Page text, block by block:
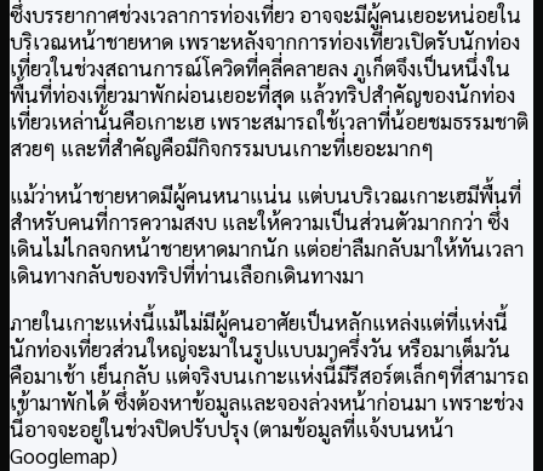
ซึ่งบรรยากาศช่วงเวลาการท่องเที่ยว อาจจะมีผู้คนเยอะหน่อยใน
บริเวณหน้าชายหาด เพราะหลังจากการท่องเที่ยวเปิดรับนักท่อง
เที่ยวในช่วงสถานการณ์โควิดที่คลี่คลายลง ภูเก็ตจึงเป็นหนึ่งใน
พื้นที่ท่องเที่ยวมาพักผ่อนเยอะที่สุด แล้วทริปสำคัญของนักท่อง
เที่ยวเหล่านั้นคือเกาะเฮ เพราะสมารถใช้เวลาที่น้อยชมธรรมชาติ
สวยๆ และที่สำคัญคือมีกิจกรรมบนเกาะที่เยอะมากๆ
แม้ว่าหน้าชายหาดมีผู้คนหนาแน่น แต่บนบริเวณเกาะเฮมีพื้นที่
สำหรับคนที่การความสงบ และให้ความเป็นส่วนตัวมากกว่า ซึ่ง
เดินไม่ไกลจกหน้าชายหาดมากนัก แต่อย่าลืมกลับมาให้ทันเวลา
เดินทางกลับของทริปที่ท่านเลือกเดินทางมา
ภายในเกาะแห่งนี้แม้ไม่มีผู้คนอาศัยเป็นหลักแหล่งแต่ที่แห่งนี้
นักท่องเที่ยวส่วนใหญ่จะมาในรูปแบบมาครึ่งวัน หรือมาเต็มวัน
คือมาเช้า เย็นกลับ แต่จริงบนเกาะแห่งนี้มีรีสอร์ตเล็กๆที่สามารถ
เข้ามาพักได้ ซึ่งต้องหาข้อมูลและจองล่วงหน้าก่อนมา เพราะช่วง
นี้อาจจะอยู่ในช่วงปิดปรับปรุง (ตามข้อมูลที่แจ้งบนหน้า
Googlemap)